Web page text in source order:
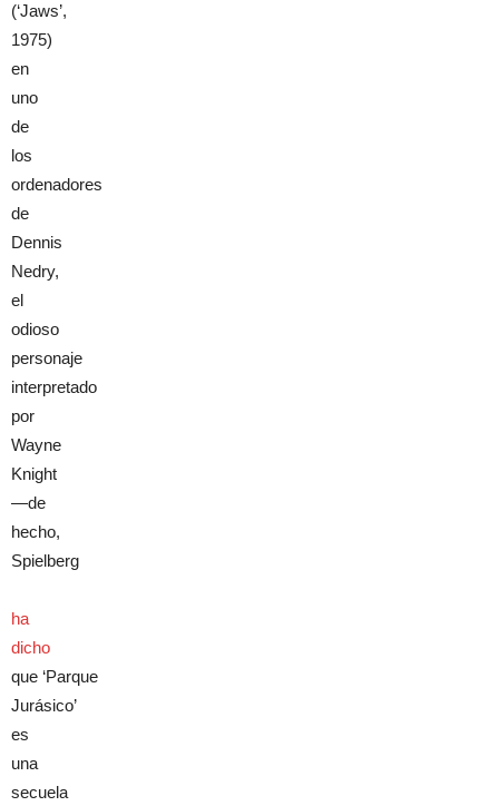
(‘Jaws’,
1975)
en
uno
de
los
ordenadores
de
Dennis
Nedry,
el
odioso
personaje
interpretado
por
Wayne
Knight
—de
hecho,
Spielberg
ha
dicho
que ‘Parque
Jurásico’
es
una
secuela